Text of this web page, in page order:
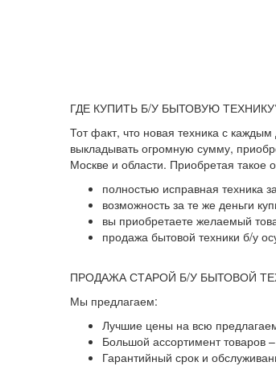
ГДЕ КУПИТЬ Б/У БЫТОВУЮ
Тот факт, что новая техника с
выкладывать огромную сумму,
Москве и области. Приобретая такое
полностью исправная техника
возможность за те же деньги
вы приобретаете желаемый
продажа бытовой техники б/у
ПРОДАЖА СТАРОЙ Б/У БЫТОВОЙ
Мы предлагаем:
Лучшие цены на всю
Большой ассортимент товаров
Гарантийный срок и